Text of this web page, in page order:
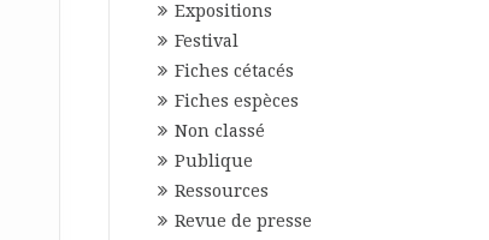
Expositions
Festival
Fiches cétacés
Fiches espèces
Non classé
Publique
Ressources
Revue de presse